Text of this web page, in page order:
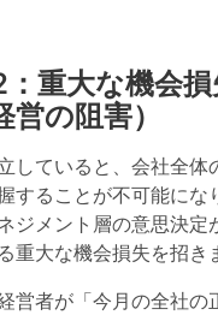
：重大な機会
営の阻害）
していると、 会社全体
することが不可能にな
ジメント層の意思決定
重大な機会損失を招き
営者が「今月の全社の